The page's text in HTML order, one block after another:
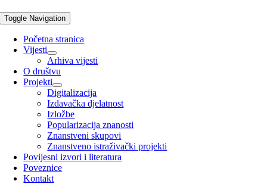
Toggle Navigation
Početna stranica
Vijesti
Arhiva vijesti
O društvu
Projekti
Digitalizacija
Izdavačka djelatnost
Izložbe
Popularizacija znanosti
Znanstveni skupovi
Znanstveno istraživački projekti
Povijesni izvori i literatura
Poveznice
Kontakt